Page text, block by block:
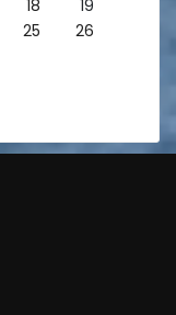
18
19
25
26